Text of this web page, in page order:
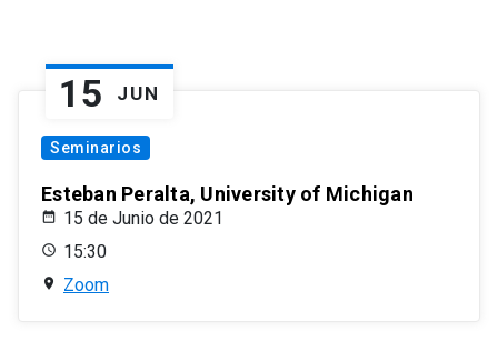
15 JUN
Seminarios
Esteban Peralta, University of Michigan
15 de Junio de 2021
15:30
Zoom